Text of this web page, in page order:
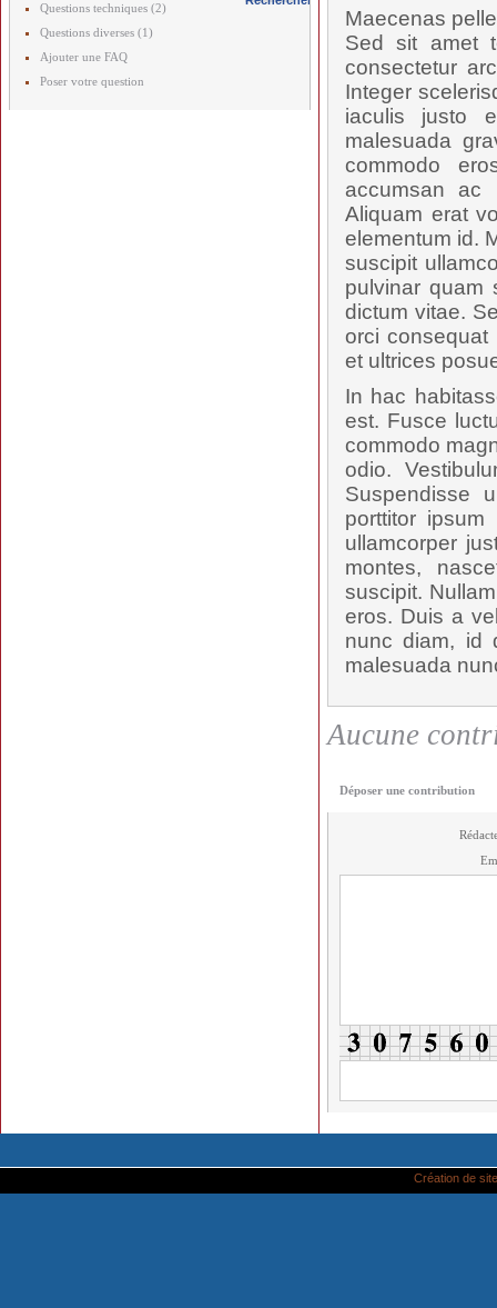
Questions techniques (2)
Questions diverses (1)
Ajouter une FAQ
Poser votre question
Maecenas
Sed sit amet
consectetur
Integer
iaculis justo
malesuada
commodo
accumsan ac
Aliquam erat
elementum id.
suscipit
pulvinar quam
dictum vitae.
orci consequat
et ultrices
In hac
est. Fusce
commodo
odio.
Suspendisse
porttitor
ullamcorper
montes,
suscipit.
eros. Duis a
nunc diam, id
malesuada
Aucune
Déposer une contribution
Création de